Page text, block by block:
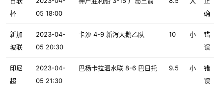
杯
05 18:00
确
新加
坡联
2023-04-
05 20:30
卡沙 4-9 新泻天鹅乙队 10 小
错
误
印尼
超
2023-04-
05 21:30
巴杨卡拉泗水联 8-6 巴日托 9.5 小
错
误